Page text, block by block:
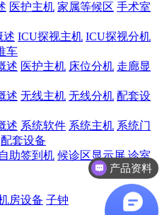
医护主机 家属等候区 手术室
述 ICU探视主机 ICU探视分机
车
述 医护主机 床位分机 走廊显
述 无线主机 无线分机 配套设
述 系统软件 系统主机 系统门
配套设备
自助签到机 候诊区显示屏 诊室
房设备 子钟
产品资料